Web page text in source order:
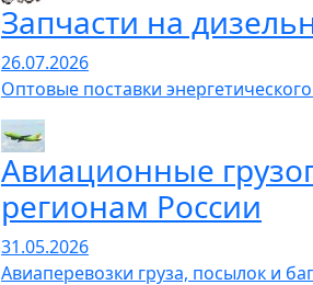
Запчасти на
26.07.2026
Оптовые поставки
Авиационные
регионам России
31.05.2026
Авиаперевозки груза, посылок и